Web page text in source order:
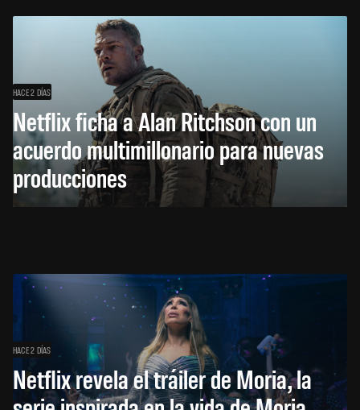
HACE 2 DÍAS
Netflix ficha a Alan Ritchson con un
acuerdo multimillonario para nuevas
producciones
HACE 2 DÍAS
Netflix revela el tráiler de Moria, la